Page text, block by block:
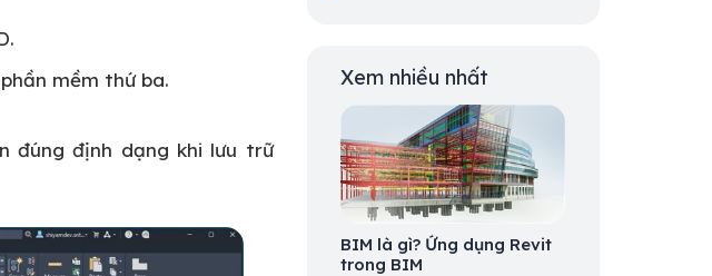
mềm thứ ba.
đúng định dạng khi lưu trữ
Xem nhiều nhất
BIM là gì? Ứng dụng Revit
trong BIM